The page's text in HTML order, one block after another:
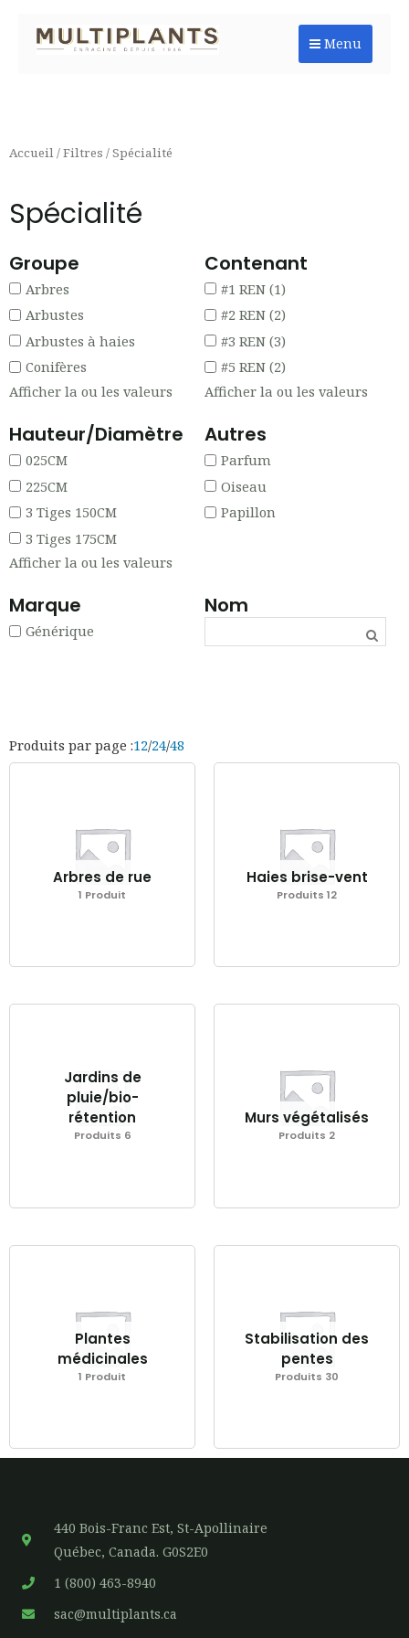
Menu
Accueil/Filtres / Spécialité
Spécialité
Groupe
Arbres
Arbustes
Arbustes à haies
Conifères
Afficher la ou les valeurs
Contenant
#1 REN (1)
#2 REN (2)
#3 REN (3)
#5 REN (2)
Afficher la ou les valeurs
Hauteur/Diamètre
025CM
225CM
3 Tiges 150CM
3 Tiges 175CM
Afficher la ou les valeurs
Autres
Parfum
Oiseau
Papillon
Marque
Générique
Nom
Produits par page :12/24/48
Arbres de rue
1 Produit
Haies brise-vent
Produits 12
Jardins de
pluie/bio-
rétention
Produits 6
Murs végétalisés
Produits 2
Plantes
médicinales
1 Produit
Stabilisation des
pentes
Produits 30
440 Bois-Franc Est, St-Apollinaire
Québec, Canada. G0S2E0
1 (800) 463-8940
sac@multiplants.ca